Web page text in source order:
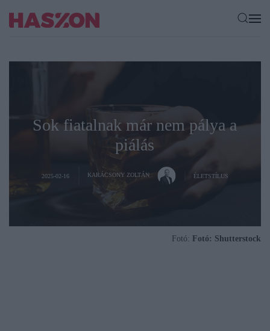
Sok fiatalnak már nem pálya a
piálás
2025-02-16 KARÁCSONY ZOLTÁN ÉLETSTÍLUS
Fotó: Fotó: Shutterstock